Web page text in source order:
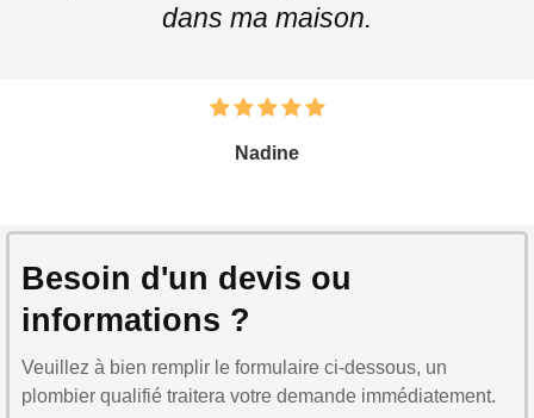
dans ma maison.
Nadine
Besoin d'un devis ou
informations ?
Veuillez à bien remplir le formulaire ci-dessous, un
plombier qualifié traitera votre demande immédiatement.